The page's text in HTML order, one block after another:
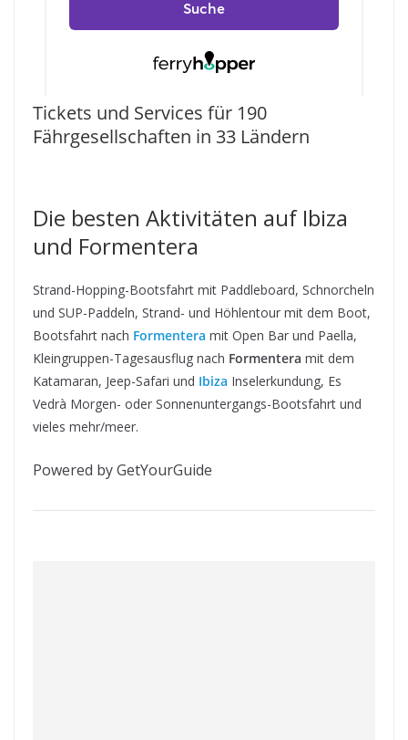
Tickets und Services für 190
Fährgesellschaften in 33 Ländern
Die besten Aktivitäten auf Ibiza
und Formentera
Strand-Hopping-Bootsfahrt mit Paddleboard, Schnorcheln
und SUP-Paddeln, Strand- und Höhlentour mit dem Boot,
Bootsfahrt nach Formentera mit Open Bar und Paella,
Kleingruppen-Tagesausflug nach Formentera mit dem
Katamaran, Jeep-Safari und Ibiza Inselerkundung, Es
Vedrà Morgen- oder Sonnenuntergangs-Bootsfahrt und
vieles mehr/meer.
Powered by GetYourGuide